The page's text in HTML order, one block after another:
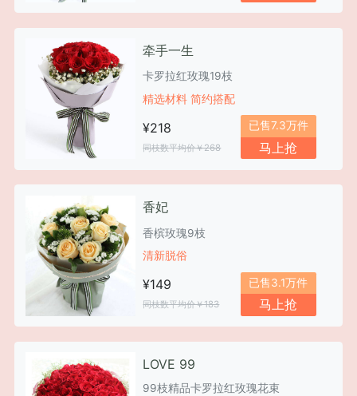
牵手一生
卡罗拉红玫瑰19枝
精选材料 简约搭配
¥218
同枝数平均价￥268
已售7.3万件
马上抢
香妃
香槟玫瑰9枝
清新脱俗
¥149
同枝数平均价￥183
已售3.1万件
马上抢
LOVE 99
99枝精品卡罗拉红玫瑰花束